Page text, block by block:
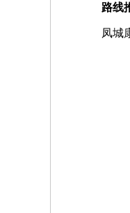
路线
凤城